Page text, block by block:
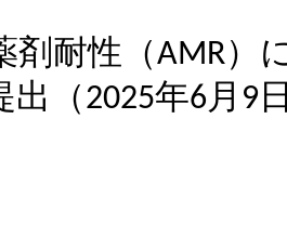
剤耐性（AMR）
（2025年6月9日